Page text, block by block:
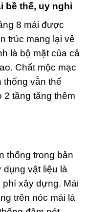
bề thế, uy nghi
8 mái được
trúc mang lại vẻ
là bộ mặt của cả
Chất mộc mạc
thống vẫn thể
2 tầng tăng thêm
thống trong bản
vật liệu là
phí xây dựng. Mái
trên nóc mái là